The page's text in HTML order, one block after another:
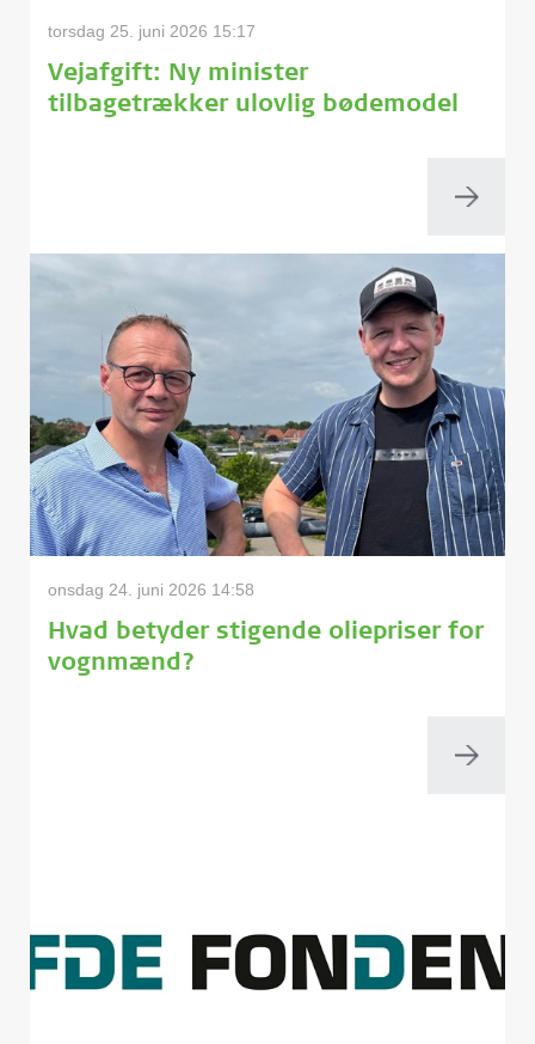
torsdag 25. juni 2026 15:17
Vejafgift: Ny minister
tilbagetrækker ulovlig bødemodel
onsdag 24. juni 2026 14:58
Hvad betyder stigende oliepriser for
vognmænd?